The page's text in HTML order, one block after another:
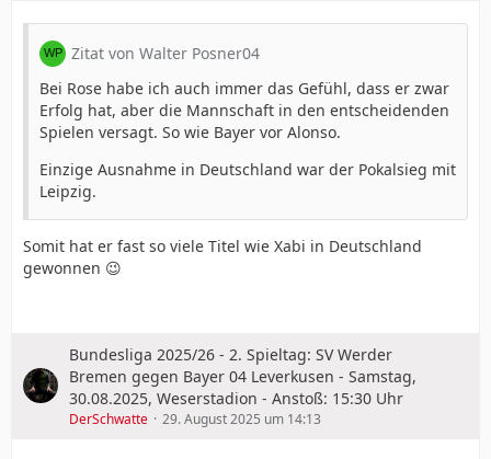
Zitat von Walter Posner04
Bei Rose habe ich auch immer das Gefühl, dass er zwar
Erfolg hat, aber die Mannschaft in den entscheidenden
Spielen versagt. So wie Bayer vor Alonso.
Einzige Ausnahme in Deutschland war der Pokalsieg mit
Leipzig.
Somit hat er fast so viele Titel wie Xabi in Deutschland
gewonnen 😉
Bundesliga 2025/26 - 2. Spieltag: SV Werder
Bremen gegen Bayer 04 Leverkusen - Samstag,
30.08.2025, Weserstadion - Anstoß: 15:30 Uhr
DerSchwatte 29. August 2025 um 14:13